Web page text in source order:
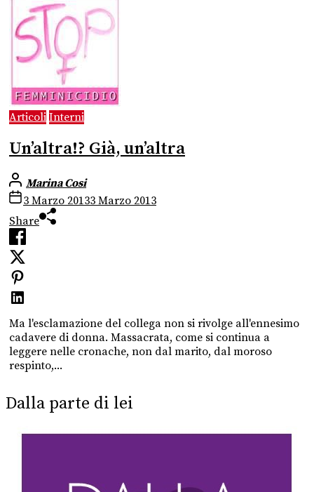
Articoli Interni
Un’altra!? Già, un’altra
Marina Cosi
3 Marzo 20133 Marzo 2013
Share
Ma l'esclamazione del collega non si rivolge all'ennesimo
cadavere di donna. Massacrata, come si continua a
leggere nelle cronache, non dal marito, dal moroso
respinto,...
Dalla parte di lei